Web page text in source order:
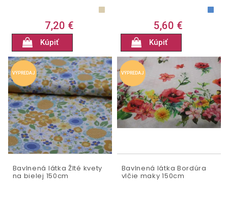
7,20 €
Kúpiť
5,60 €
Kúpiť
VÝPREDAJ
Bavlnená látka Žlté kvety
na bielej 150cm
VÝPREDAJ
Bavlnená látka Bordúra
vlčie maky 150cm